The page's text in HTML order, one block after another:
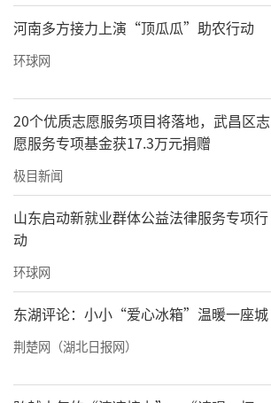
河南多方接力上演“顶瓜瓜”助农行动
环球网
20个优质志愿服务项目将落地，武昌区志
愿服务专项基金获17.3万元捐赠
极目新闻
山东启动新就业群体公益法律服务专项行
动
环球网
东湖评论：小小“爱心冰箱”温暖一座城
荆楚网（湖北日报网）